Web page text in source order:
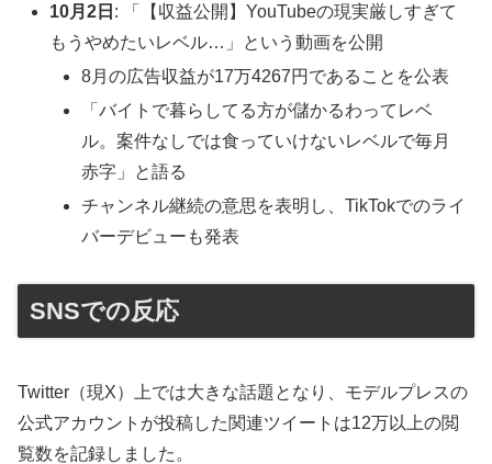
10月2日 : 「【収益公開】YouTubeの現実厳しすぎて
もうやめたいレベル…」という動画を公開
8月の広告収益が17万4267円であることを公表
「バイトで暮らしてる方が儲かるわってレベ
ル。案件なしでは食っていけないレベルで毎月
赤字」と語る
チャンネル継続の意思を表明し、TikTokでのライ
バーデビューも発表
SNSでの反応
Twitter（現X）上では大きな話題となり、モデルプレスの
公式アカウントが投稿した関連ツイートは12万以上の閲
覧数を記録しました。